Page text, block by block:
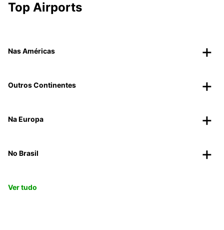
Top Airports
Nas Américas
Outros Continentes
Na Europa
No Brasil
Ver tudo